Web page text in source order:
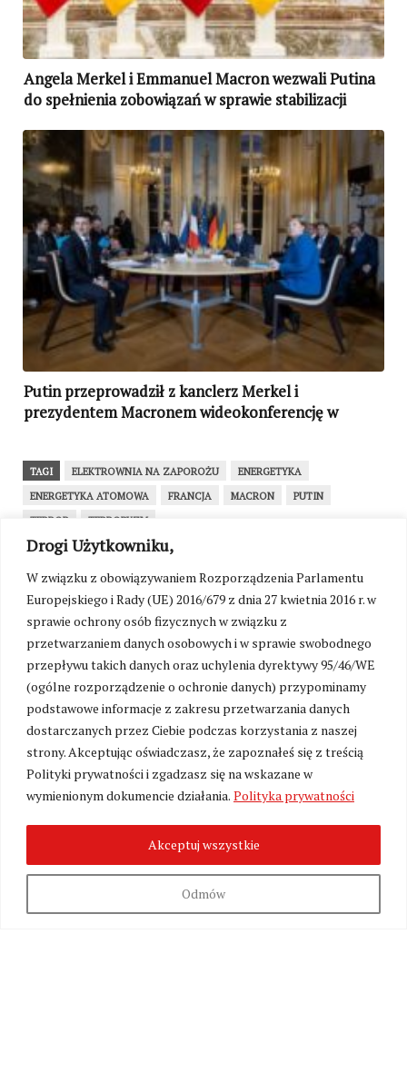
Drogi Użytkowniku,
W związku z obowiązywaniem Rozporządzenia Parlamentu
Europejskiego i Rady (UE) 2016/679 z dnia 27 kwietnia 2016 r. w
sprawie ochrony osób fizycznych w związku z
przetwarzaniem danych osobowych i w sprawie swobodnego
przepływu takich danych oraz uchylenia dyrektywy 95/46/WE
(ogólne rozporządzenie o ochronie danych) przypominamy
podstawowe informacje z zakresu przetwarzania danych
dostarczanych przez Ciebie podczas korzystania z naszej
strony. Akceptując oświadczasz, że zapoznałeś się z treścią
Polityki prywatności i zgadzasz się na wskazane w
wymienionym dokumencie działania. Polityka prywatności
Odmów
Akceptuj wszystkie
Angela Merkel i Emmanuel Macron wezwali Putina
do spełnienia zobowiązań w sprawie stabilizacji
szczycie formuły normandzkiej
Putin przeprowadził z kanclerz Merkel i
prezydentem Macronem wideokonferencję w
TAGI ELEKTROWNIA NA ZAPOROŻU
ENERGETYKA
ENERGETYKA ATOMOWA
FRANCJA MACRON
PUTIN
TERROR
TERRORYZM
WRÓĆ NA STRONĘ GŁÓWNĄ
SEKCJA KOMENTARZY TYMCZASOWO
NIEDOSTĘPNA
W związku z przygotowaniami do uruchomienia
platformy wsparcia portalu Kresy24.pl oraz walką
z zalewem toksycznych treści, możliwość
komentowania została czasowo zawieszona. Już
wkrótce przywrócimy sekcję komentarzy w nowej,
kulturalnej formule – jako przestrzeń dostępną
wyłącznie dla naszych stałych Czytelników i
Patronów wspierających utrzymanie redakcji.